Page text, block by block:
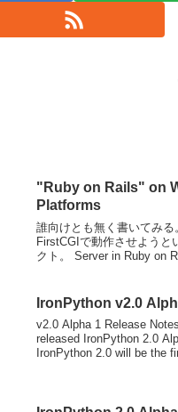
"Ruby on Rails" on
Platforms
誰向けとも無く書いてみ
FirstCGIで動作させようと
クト。 Server in Ruby on
Wind...
IronPython v2.0
v2.0 Alpha 1 Release
released IronPython 2.0
IronPython 2.0 will be the